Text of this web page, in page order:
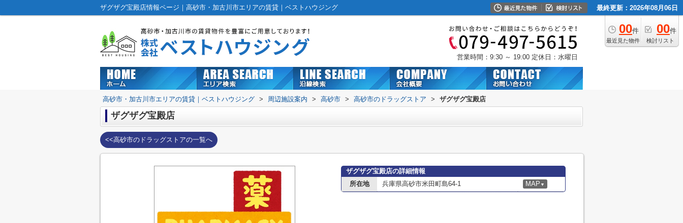
ザグザグ宝殿店情報ページ｜高砂市・加古川市エリアの賃貸｜ベストハウジング 最終更新：2026年08月06日
00件
最近見た物件
00件
検討リスト
営業時間：9:30 ～ 19:00 定休日：水曜日
高砂市・加古川市エリアの賃貸｜ベストハウジング > 周辺施設案内 > 高砂市 > 高砂市のドラッグストア > ザグザグ宝殿店
ザグザグ宝殿店
<<高砂市のドラッグストアの一覧へ
ザグザグ宝殿店の詳細情報
所在地
兵庫県高砂市米田町島64-1 MAP ▼